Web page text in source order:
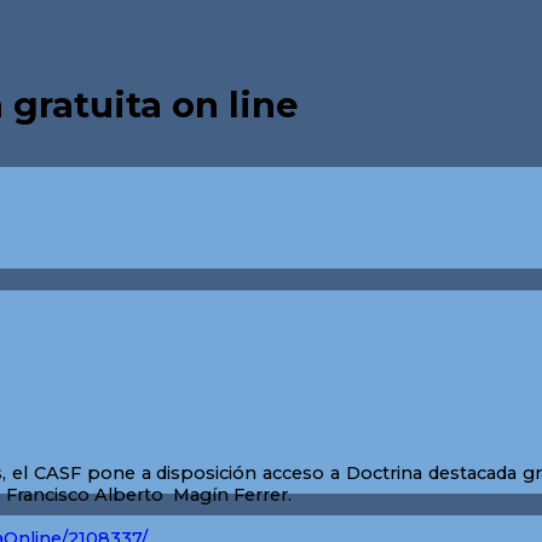
gratuita on line
CASF pone a disposición acceso a Doctrina destacada
Francisco Alberto Magín Ferrer.